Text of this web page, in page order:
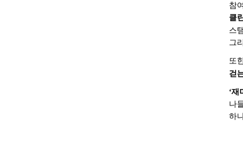
참
클
스
그
또
걷
‘재
나
하